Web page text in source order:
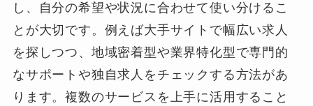
し、自分の希望や状況に合わせて使い分けるこ
とが大切です。例えば大手サイトで幅広い求人
を探しつつ、地域密着型や業界特化型で専門的
なサポートや独自求人をチェックする方法があ
ります。複数のサービスを上手に活用すること